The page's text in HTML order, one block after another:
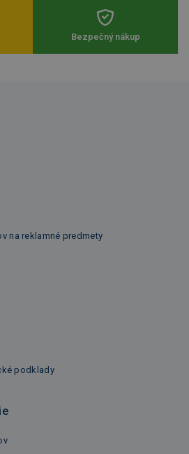
Bezpečný nákup
na reklamné predmety
podklady